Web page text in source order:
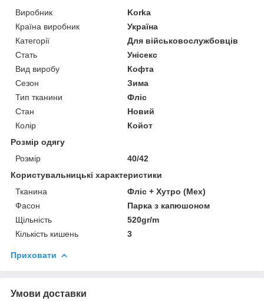
Виробник
Korka
Країна виробник
Україна
Категорії
Для військовослужбовців
Стать
Унісекс
Вид виробу
Кофта
Сезон
Зима
Тип тканини
Фліс
Стан
Новий
Колір
Койот
Розмір одягу
Розмір
40/42
Користувальницькі характеристики
Тканина
Фліс + Хутро (Мех)
Фасон
Парка з капюшоном
Щільність
520gr/m
Кількість кишень
3
Приховати
Умови доставки